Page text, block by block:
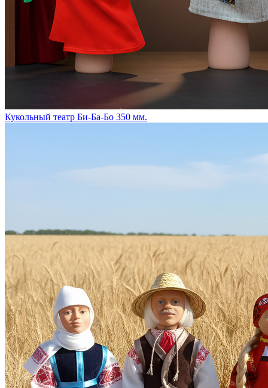
Кукольный театр Би-Ба-Бо 350 мм.